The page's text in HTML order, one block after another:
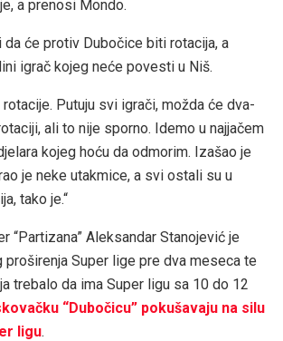
a prenosi Mondo.
da će protiv Dubočice biti rotacija, a
igrač kojeg neće povesti u Niš.
Putuju svi igrači, možda će dva-
ali to nije sporno. Idemo u najjačem
kojeg hoću da odmorim. Izašao je
je neke utakmice, a svi ostali su u
tako je.“
“Partizana” Aleksandar Stanojević je
Super lige pre dva meseca te
trebalo da ima Super ligu sa 10 do 12
“Dubočicu” pokušavaju na silu
ligu.